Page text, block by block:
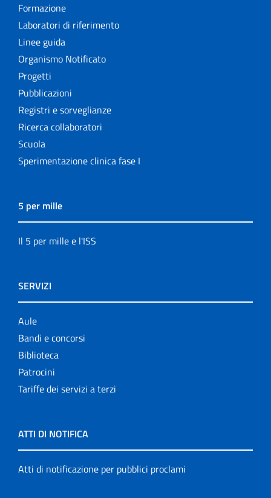
Formazione
Laboratori di riferimento
Linee guida
Organismo Notificato
Progetti
Pubblicazioni
Registri e sorveglianze
Ricerca collaboratori
Scuola
Sperimentazione clinica fase I
5 per mille
Il 5 per mille e l'ISS
SERVIZI
Aule
Bandi e concorsi
Biblioteca
Patrocini
Tariffe dei servizi a terzi
ATTI DI NOTIFICA
Atti di notificazione per pubblici proclami